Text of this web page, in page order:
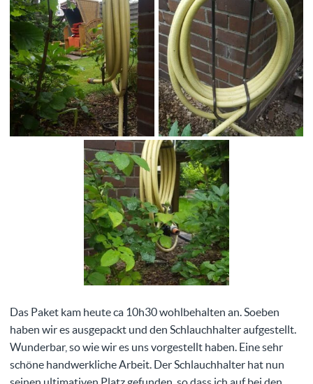
Das Paket kam heute ca 10h30 wohlbehalten an. Soeben
haben wir es ausgepackt und den Schlauchhalter aufgestellt.
Wunderbar, so wie wir es uns vorgestellt haben. Eine sehr
schöne handwerkliche Arbeit. Der Schlauchhalter hat nun